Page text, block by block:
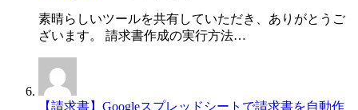
素晴らしいツールを共有していただき、ありがとうご
ざいます。 請求書作成の実行方法…
【請求書】Googleスプレッドシートで請求書を自動作